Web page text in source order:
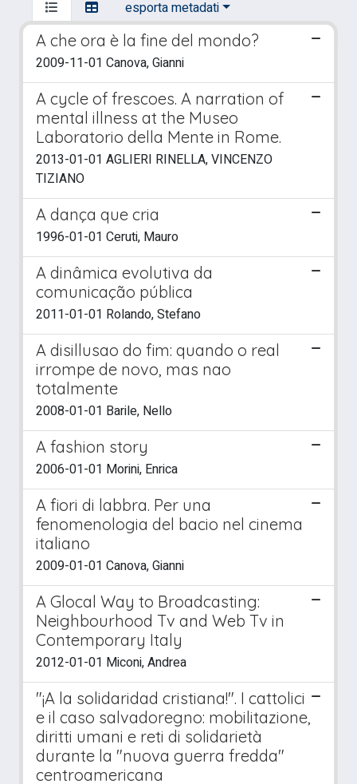
esporta metadati
A che ora è la fine del mondo?
2009-11-01 Canova, Gianni
A cycle of frescoes. A narration of
mental illness at the Museo
Laboratorio della Mente in Rome.
2013-01-01 AGLIERI RINELLA, VINCENZO
TIZIANO
A dança que cria
1996-01-01 Ceruti, Mauro
A dinâmica evolutiva da
comunicação pública
2011-01-01 Rolando, Stefano
A disillusao do fim: quando o real
irrompe de novo, mas nao
totalmente
2008-01-01 Barile, Nello
A fashion story
2006-01-01 Morini, Enrica
A fiori di labbra. Per una
fenomenologia del bacio nel cinema
italiano
2009-01-01 Canova, Gianni
A Glocal Way to Broadcasting:
Neighbourhood Tv and Web Tv in
Contemporary Italy
2012-01-01 Miconi, Andrea
"¡A la solidaridad cristiana!". I cattolici
e il caso salvadoregno: mobilitazione,
diritti umani e reti di solidarietà
durante la "nuova guerra fredda"
centroamericana